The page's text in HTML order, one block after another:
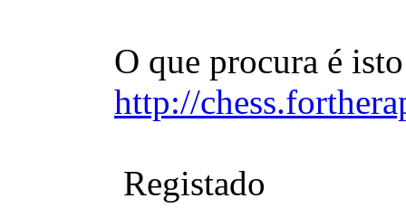
O que procura é
http://
Registado